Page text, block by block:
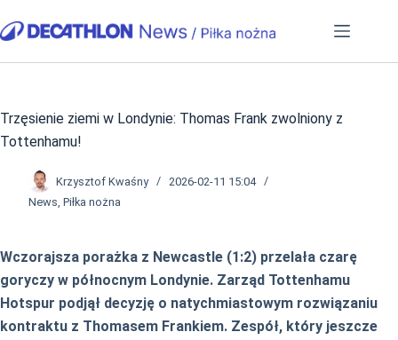
do
Trzęsienie ziemi w Londynie: Thomas Frank zwolniony z
Tottenhamu!
Krzysztof Kwaśny
2026-02-11 15:04
News, Piłka nożna
Wczorajsza porażka z Newcastle (1:2) przelała czarę
goryczy w północnym Londynie. Zarząd Tottenhamu
Hotspur podjął decyzję o natychmiastowym rozwiązaniu
kontraktu z Thomasem Frankiem. Zespół, który jeszcze